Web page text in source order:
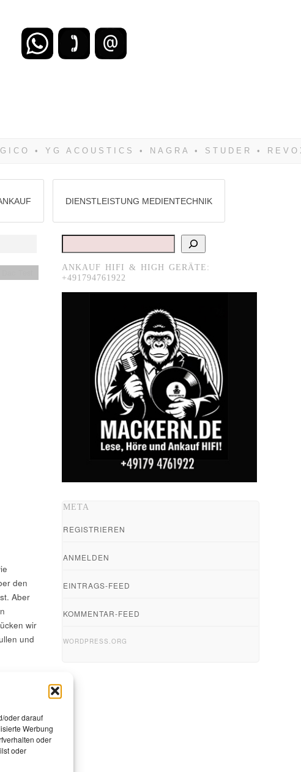
oder darauf
Werbung
oder
oder
DIENSTLEISTUNG MEDIENTECHNIK
den
Aber
wir
und
Suchen
ANKAUF HIFI & HIGH GERÄTE:
+491794761922
META
REGISTRIEREN
ANMELDEN
EINTRAGS-FEED
KOMMENTAR-FEED
WORDPRESS.ORG